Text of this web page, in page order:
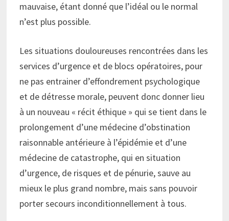
mauvaise, étant donné que l’idéal ou le normal
n’est plus possible.
Les situations douloureuses rencontrées dans les
services d’urgence et de blocs opératoires, pour
ne pas entrainer d’effondrement psychologique
et de détresse morale, peuvent donc donner lieu
à un nouveau « récit éthique » qui se tient dans le
prolongement d’une médecine d’obstination
raisonnable antérieure à l’épidémie et d’une
médecine de catastrophe, qui en situation
d’urgence, de risques et de pénurie, sauve au
mieux le plus grand nombre, mais sans pouvoir
porter secours inconditionnellement à tous.